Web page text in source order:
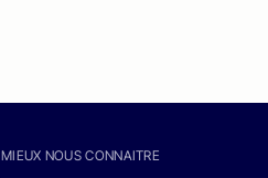
MIEUX NOUS CONNAITRE